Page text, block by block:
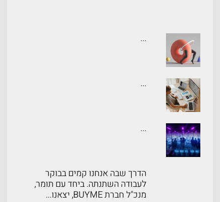
...
...
...
הדרך שבה אנחנו קמים בבוקר
לעבודה השתנתה. ביחד עם תומר,
מנכ"ל חברת BUYME, יצאנו...